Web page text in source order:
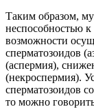
Таким образом,
неспособностью
возможности
сперматозоидов
(аспермия),
(некроспермия).
сперматозоидов
то можно